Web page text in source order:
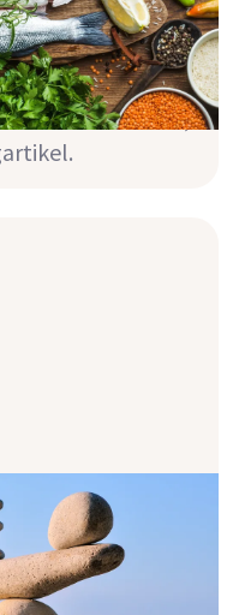
man genau
gut für dich
noch vieles mehr,
solltest du
dir bei
bleiben. Neben